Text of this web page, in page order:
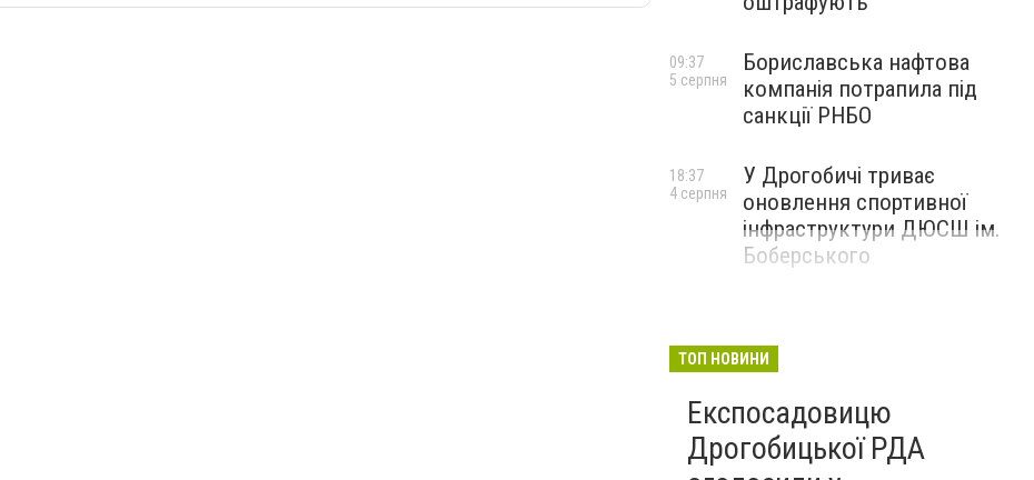
Бориславська нафтова
компанія потрапила під
санкції РНБО
09:37
5 серпня
У Дрогобичі триває
оновлення спортивної
інфраструктури ДЮСШ ім.
Боберського
18:37
4 серпня
ТОП НОВИНИ
Експосадовицю
Дрогобицької РДА